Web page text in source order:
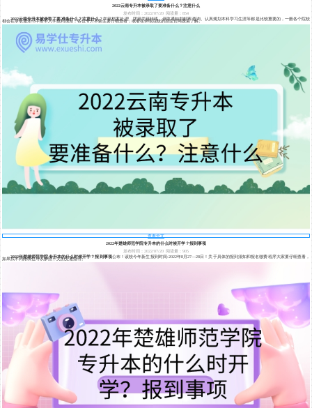
2022云南专升本被录取了要准备什么？注意什么
发布时间：2022/07/20 阅读量：854
2022云南专升本被录取了要准备什么？注意什么？学籍档案处理、团籍党籍转移、录取通知书邮寄查询、认真规划本科学习生涯等都是比较重要的，一般各个院校
都会在录取通知书中附带入学报到须知，各位专升本新生要仔细查看，或者在录取院校的招生官网搜索了解。
查看全文
2022年楚雄师范学院专升本的什么时候开学？报到事项
发布时间：2022/07/20 阅读量：905
2022年楚雄师范学院专升本的什么时候开学？报到事项公布！该校今年新生报到时间:2022年8月27—28日！关于具体的报到须知和报名缴费程序大家要仔细查看，
如果找不到路线也可以参照下文的交通指引。